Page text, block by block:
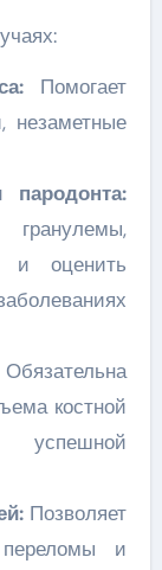
Помогает
незаметные
и оценить
костной
успешной
Позволяет
и